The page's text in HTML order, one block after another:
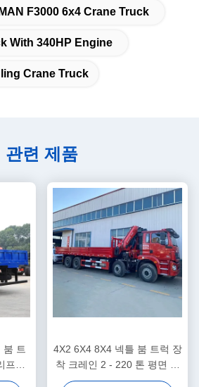
F3000 6x4 Crane Truck
With 340HP Engine
Crane Truck
관련 제품
붐 트
팅
4X2 6X4 8X4 넥틀 붐 트럭 장
착 크레인 2 - 220 톤 평면 크
레인 트럭